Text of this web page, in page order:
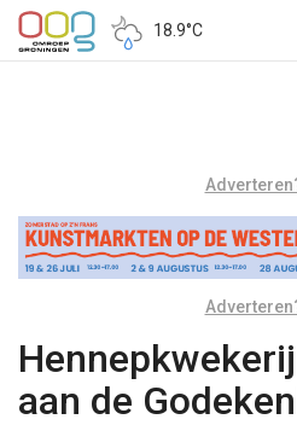
18.9°C
aan de